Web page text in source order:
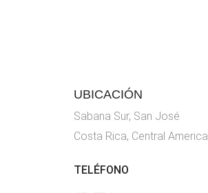
UBICACIÓN
Sabana Sur, San José
Costa Rica, Central America
TELÉFONO